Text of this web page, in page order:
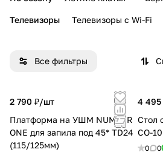
Телевизоры Телевизоры с Wi-Fi
Все фильтры
2 790 ₽/шт
Платформа на УШМ NUMBER
ONE для запила под 45* TD24
(115/125мм)
4
Стол
СО-
0 0